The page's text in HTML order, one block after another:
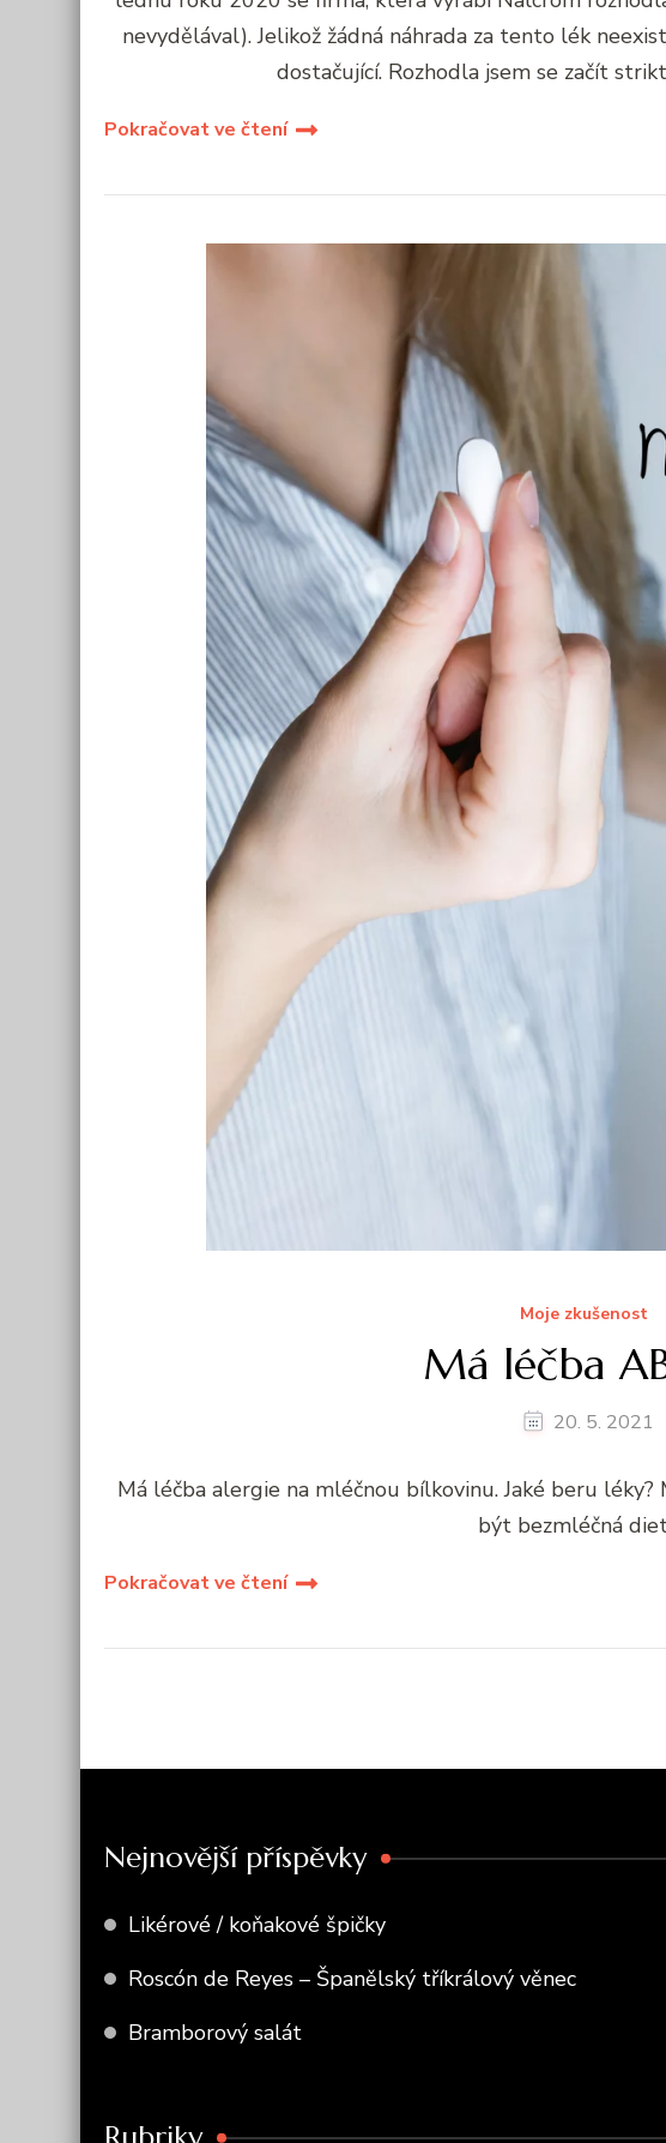
nevydělával). Jelikož žádná náhrada za tento lék
dostačující. Rozhodla jsem se začít
Pokračovat ve čtení
Moje zkušenost
Má léčba
20. 5. 2021
Má léčba alergie na mléčnou bílkovinu. Jaké beru
být bezmléčná
Pokračovat ve čtení
Nejnovější příspěvky
Likérové / koňakové špičky
Roscón de Reyes – Španělský tříkrálový věnec
Bramborový salát